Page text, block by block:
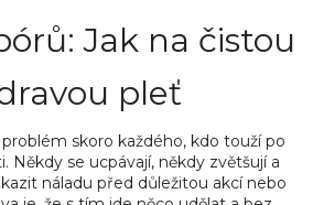
Jak na čistou
pleť
skoro každého, kdo touží po
Někdy se ucpávají, někdy zvětšují a
náladu před důležitou akcí nebo